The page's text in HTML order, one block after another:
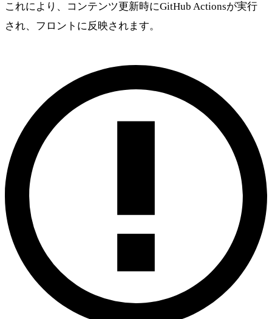
これにより、コンテンツ更新時にGitHub Actionsが実行
され、フロントに反映されます。